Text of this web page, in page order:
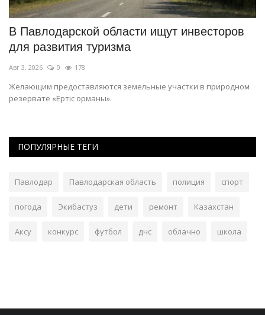
В Павлодарской области ищут инвесторов
для развития туризма
Авг 3, 2026 0 178
Желающим предоставляются земельные участки в природном
резервате «Ертіс орманы».
ПОПУЛЯРНЫЕ ТЕГИ
Павлодар Павлодарская область полиция спорт
погода Экибастуз дети ремонт Казахстан
Аксу конкурс футбол дчс облачно школа